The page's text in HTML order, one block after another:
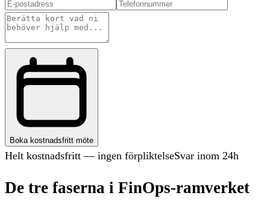
Boka kostnadsfritt möte
Helt kostnadsfritt — ingen förpliktelseSvar inom 24h
De tre faserna i FinOps-ramverket